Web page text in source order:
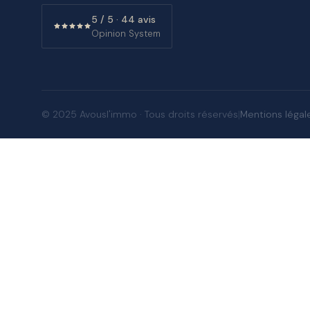
5 / 5 · 44 avis
Opinion System
© 2025 Avousl'immo · Tous droits réservés Mentions